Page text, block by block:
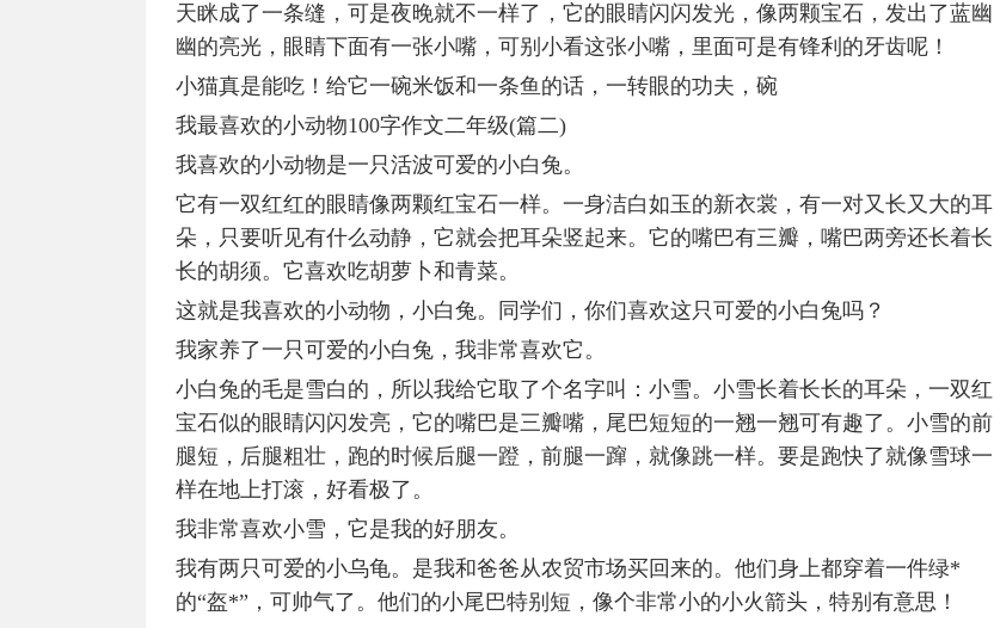
天眯成了一条缝，可是夜晚就不一样了，它的眼睛闪闪发光，像两颗宝石，发出了蓝幽
幽的亮光，眼睛下面有一张小嘴，可别小看这张小嘴，里面可是有锋利的牙齿呢！
小猫真是能吃！给它一碗米饭和一条鱼的话，一转眼的功夫，碗
我最喜欢的小动物100字作文二年级(篇二)
我喜欢的小动物是一只活波可爱的小白兔。
它有一双红红的眼睛像两颗红宝石一样。一身洁白如玉的新衣裳，有一对又长又大的耳
朵，只要听见有什么动静，它就会把耳朵竖起来。它的嘴巴有三瓣，嘴巴两旁还长着长
长的胡须。它喜欢吃胡萝卜和青菜。
这就是我喜欢的小动物，小白兔。同学们，你们喜欢这只可爱的小白兔吗？
我家养了一只可爱的小白兔，我非常喜欢它。
小白兔的毛是雪白的，所以我给它取了个名字叫：小雪。小雪长着长长的耳朵，一双红
宝石似的眼睛闪闪发亮，它的嘴巴是三瓣嘴，尾巴短短的一翘一翘可有趣了。小雪的前
腿短，后腿粗壮，跑的时候后腿一蹬，前腿一蹿，就像跳一样。要是跑快了就像雪球一
样在地上打滚，好看极了。
我非常喜欢小雪，它是我的好朋友。
我有两只可爱的小乌龟。是我和爸爸从农贸市场买回来的。他们身上都穿着一件绿*
的“盔*”，可帅气了。他们的小尾巴特别短，像个非常小的小火箭头，特别有意思！